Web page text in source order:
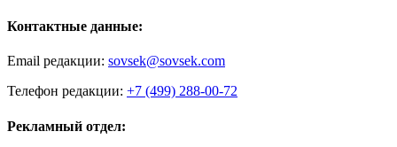
Контактные данные:
Email редакции: sovsek@sovsek.com
Телефон редакции: +7 (499) 288-00-72
Рекламный отдел: